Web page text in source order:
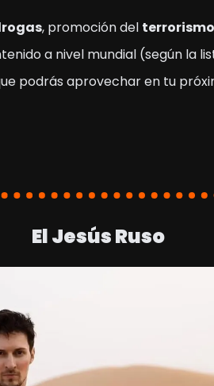
, promoción del terrorismo
a nivel mundial (según la
podrás aprovechar en tu
El Jesús Ruso